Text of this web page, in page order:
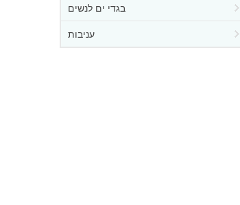
בגדי ים לנשים
עניבות